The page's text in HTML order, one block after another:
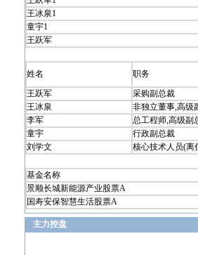
王冰泉1
童宇1
王跃军
姓名 职务
王跃军
采购副总裁
王冰泉
非独立董事,高级
李军
总工程师,高级副
童宇
行政副总裁
刘学文
核心技术人员(离
基金名称
景顺长城新能源产业股票A
国寿安保智慧生活股票A
主力控盘